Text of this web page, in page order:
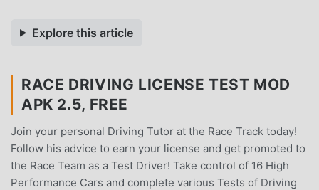
Explore this article
RACE DRIVING LICENSE TEST MOD
APK 2.5, FREE
Join your personal Driving Tutor at the Race Track today!
Follow his advice to earn your license and get promoted to
the Race Team as a Test Driver! Take control of 16 High
Performance Cars and complete various Tests of Driving